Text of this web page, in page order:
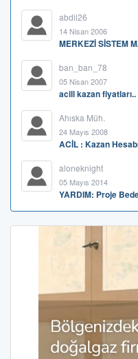
abdil26
14 Nisan 2006
MERKEZİ SİSTEM
ban_ban_78
05 Nisan 2007
acill kazan fiyatları..
Ahıska Müh.
24 Mayıs 2008
ACİL : Kazan
aloneknight
05 Mayıs 2014
YARDIM: Proje